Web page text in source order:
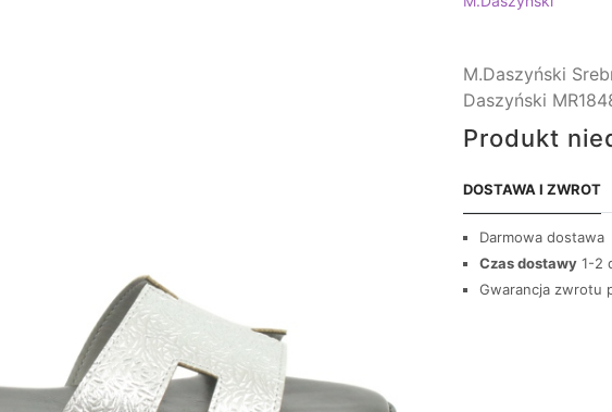
M.Daszyński
Daszyński
Produkt
DOSTAWA I ZWROT
Darmowa dostawa
Czas dostawy 1-2
Gwarancja zwrotu